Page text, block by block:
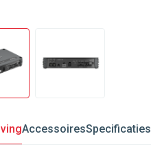
AccessoiresSpecificaties